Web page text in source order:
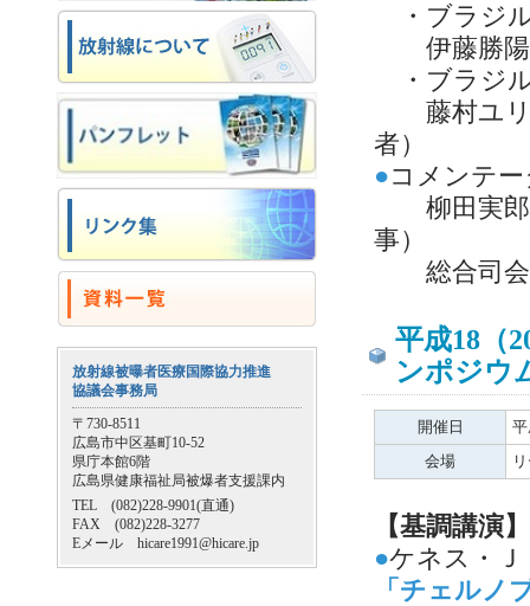
放射線被曝者医療国際協力推進
協議会事務局
〒730-8511
広島市中区基町10-52
県庁本館6階
広島県健康福祉局被爆者支援課内
TEL (082)228-9901(直通)
FAX (082)228-3277
Eメール hicare1991@hicare.jp
・ブラジ
伊藤勝陽
・ブラジ
藤村ユリ
者）
●コメンテ
柳田実郎
事）
総合司会
平成18（
ンポジウ
開催日
会場
【基調講演】
●ケネス・
「チェルノ